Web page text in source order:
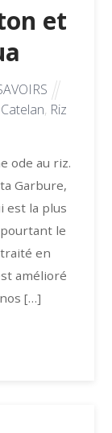
et
, Riz
ode au riz.
Garbure,
est la plus
le
en
amélioré
[…]